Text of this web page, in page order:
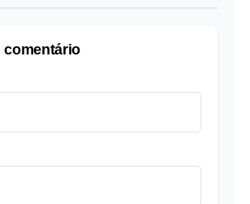
comentário